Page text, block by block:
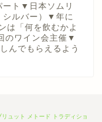
ート▼日本ソムリ
シルバー）▼年に
は「何を飲むかよ
のワイン会主催▼
んでもらえるよう
ュット メトード トラディショ